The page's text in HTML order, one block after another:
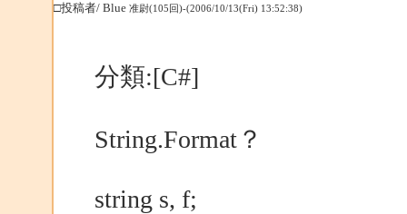
□投稿者/ Blue 准尉(105回)-(2006/10/13(Fri) 13:52:38)
分類:[C#]
String.Format？
string s, f;